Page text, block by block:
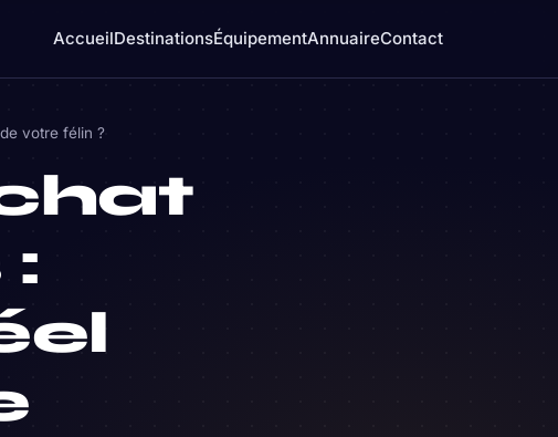
AccueilDestinationsÉquipementAnnuaireContact
votre félin ?